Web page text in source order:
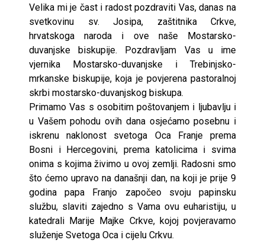
Velika mi je čast i radost pozdraviti Vas, danas na
svetkovinu sv. Josipa, zaštitnika Crkve,
hrvatskoga naroda i ove naše Mostarsko-
duvanjske biskupije. Pozdravljam Vas u ime
vjernika Mostarsko-duvanjske i Trebinjsko-
mrkanske biskupije, koja je povjerena pastoralnoj
skrbi mostarsko-duvanjskog biskupa.
Primamo Vas s osobitim poštovanjem i ljubavlju i
u Vašem pohodu ovih dana osjećamo posebnu i
iskrenu naklonost svetoga Oca Franje prema
Bosni i Hercegovini, prema katolicima i svima
onima s kojima živimo u ovoj zemlji. Radosni smo
što ćemo upravo na današnji dan, na koji je prije 9
godina papa Franjo započeo svoju papinsku
službu, slaviti zajedno s Vama ovu euharistiju, u
katedrali Marije Majke Crkve, kojoj povjeravamo
služenje Svetoga Oca i cijelu Crkvu.